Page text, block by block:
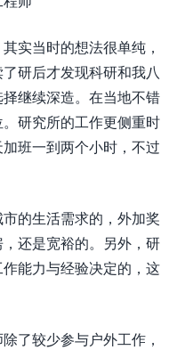
实当时的想法很单纯，
研后才发现科研和我八
继续深造。在当地不错
研究所的工作更侧重时
班一到两个小时，不过
的生活需求的，外加奖
还是宽裕的。另外，研
能力与经验决定的，这
了较少参与户外工作，